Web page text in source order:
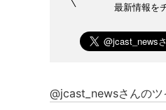
最新情報を
@jcast_newsさんのツ